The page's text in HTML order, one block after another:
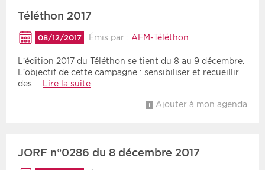
Téléthon 2017
08/12/2017 Émis par : AFM-Téléthon
L’édition 2017 du Téléthon se tient du 8 au 9 décembre.
L’objectif de cette campagne : sensibiliser et recueillir
des… Lire la suite
Ajouter à mon agenda
JORF n°0286 du 8 décembre 2017